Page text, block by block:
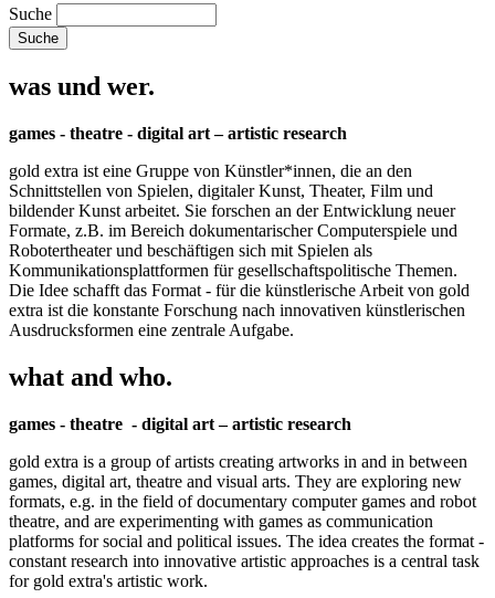
Suche
was und wer.
games - theatre - digital art – artistic research
gold extra ist eine Gruppe von Künstler*innen, die an den
Schnittstellen von Spielen, digitaler Kunst, Theater, Film und
bildender Kunst arbeitet. Sie forschen an der Entwicklung neuer
Formate, z.B. im Bereich dokumentarischer Computerspiele und
Robotertheater und beschäftigen sich mit Spielen als
Kommunikationsplattformen für gesellschaftspolitische Themen.
Die Idee schafft das Format - für die künstlerische Arbeit von gold
extra ist die konstante Forschung nach innovativen künstlerischen
Ausdrucksformen eine zentrale Aufgabe.
what and who.
games - theatre - digital art – artistic research
gold extra is a group of artists creating artworks in and in between
games, digital art, theatre and visual arts. They are exploring new
formats, e.g. in the field of documentary computer games and robot
theatre, and are experimenting with games as communication
platforms for social and political issues. The idea creates the format -
constant research into innovative artistic approaches is a central task
for gold extra's artistic work.